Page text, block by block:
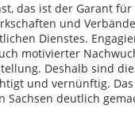
das ist der Garant
und
Dienstes.
motivierter
Deshalb sind
und vernünftig.
Sachsen deutlich